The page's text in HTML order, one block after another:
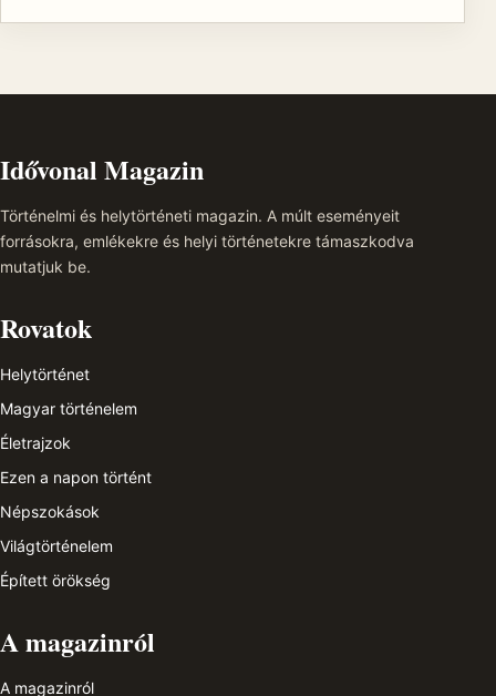
Idővonal Magazin
Történelmi és helytörténeti magazin. A múlt eseményeit
forrásokra, emlékekre és helyi történetekre támaszkodva
mutatjuk be.
Rovatok
Helytörténet
Magyar történelem
Életrajzok
Ezen a napon történt
Népszokások
Világtörténelem
Épített örökség
A magazinról
A magazinról